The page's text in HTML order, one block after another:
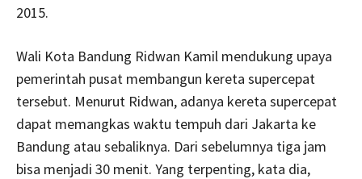
2015.
Wali Kota Bandung Ridwan Kamil mendukung upaya
pemerintah pusat membangun kereta supercepat
tersebut. Menurut Ridwan, adanya kereta supercepat
dapat memangkas waktu tempuh dari Jakarta ke
Bandung atau sebaliknya. Dari sebelumnya tiga jam
bisa menjadi 30 menit. Yang terpenting, kata dia,